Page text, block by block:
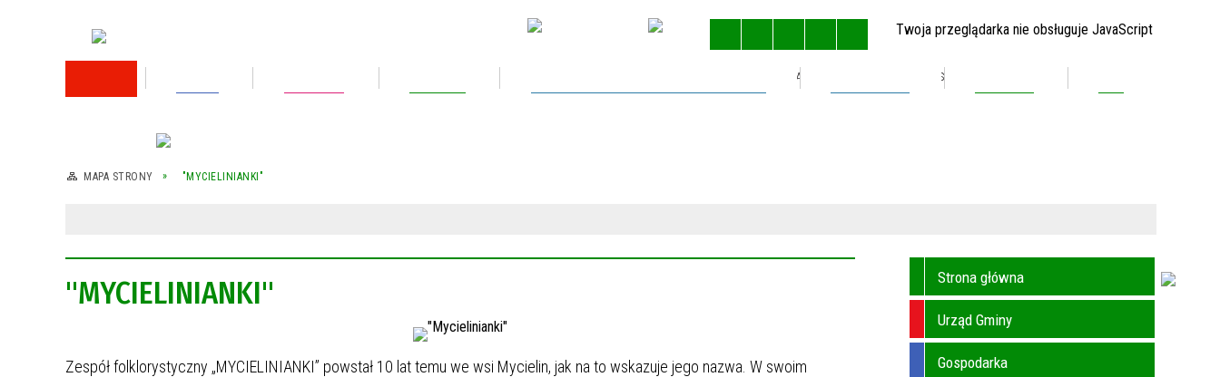
Twoja przeglądarka nie obsługuje JavaScript
STRONA GŁÓWNA MAPA STRONY
Rok 2025
Wykaz nieruchomości przeznaczonej do
sprzedaży
sprzedaży
MAPA STRONY "MYCIELINIANKI"
"MYCIELINIANKI"
Zespół folklorystyczny „MYCIELINIANKI” powstał 10 lat temu we wsi Mycielin, jak na to wskazuje jego nazwa. W swoim
Strona główna
Urząd Gminy
Gospodarka